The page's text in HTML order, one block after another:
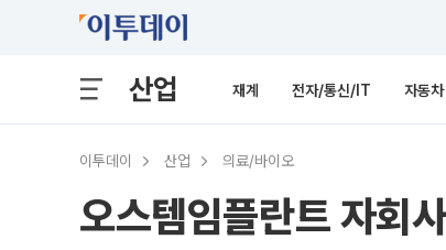
산업 재계 전자/통신/IT 자동차
이투데이 산업 의료/바이오
오스템임플란트 자회